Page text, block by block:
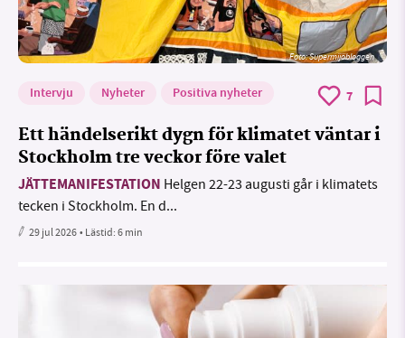
Foto: Supermijöbloggen
Intervju Nyheter Positiva nyheter 7
Ett händelserikt dygn för klimatet väntar i
Stockholm tre veckor före valet
JÄTTEMANIFESTATION Helgen 22-23 augusti går i klimatets
tecken i Stockholm. En d...
29 jul 2026• Lästid:6 min